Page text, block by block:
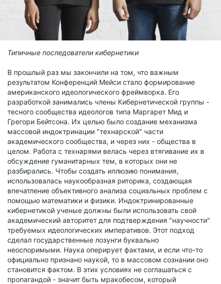
Типичные последователи кибернетики
В прошлый раз мы закончили на том, что важным
результатом Конференций Мейси стало формирование
американского идеологического фреймворка. Его
разработкой занимались члены Кибернетической группы -
тесного сообщества идеологов типа Маргарет Мид и
Грегори Бейтсона. Их целью было создание механизма
массовой индоктринации "технарской" части
академического сообщества, и через них - общества в
целом. Работа с технарями велась через втягивание их в
обсуждение гуманитарных тем, в которых они не
разбирались. Чтобы создать иллюзию понимания,
использовалась наукообразная риторика, создающая
впечатление объективного анализа социальных проблем с
помощью математики и физики. Индоктринированные
кибернетикой ученые должны были использовать свой
академический авторитет для подтверждения "научности"
требуемых идеологических императивов. Этот подход
сделал государственные лозунги буквально
неоспоримыми. Наука оперирует фактами, и если что-то
официально признано наукой, то в массовом сознании оно
становится фактом. В этих условиях не соглашаться с
пропагандой - значит быть мракобесом, который